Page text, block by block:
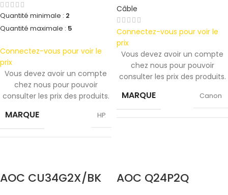
Quantité minimale : 2
Quantité maximale : 5
Connectez-vous pour voir le
prix
Vous devez avoir un compte
chez nous pour pouvoir
consulter les prix des produits.
MARQUE HP
Câble
Connectez-vous pour voir le
prix
Vous devez avoir un compte
chez nous pour pouvoir
consulter les prix des produits.
MARQUE Canon
AOC CU34G2X/BK AOC Q24P2Q